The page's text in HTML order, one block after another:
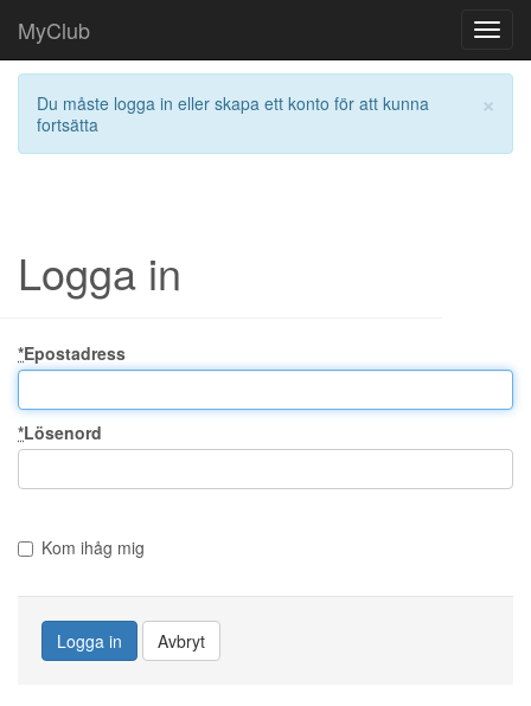
MyClub
×
Du måste logga in eller skapa ett konto för att kunna
fortsätta
Logga in
*Epostadress
*Lösenord
Kom ihåg mig
Logga in Avbryt